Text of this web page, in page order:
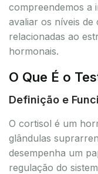
compreendemos a
avaliar os níveis de
relacionadas ao
hormonais.
O Que É o
Definição e
O cortisol é um
glândulas
desempenha um
regulação do